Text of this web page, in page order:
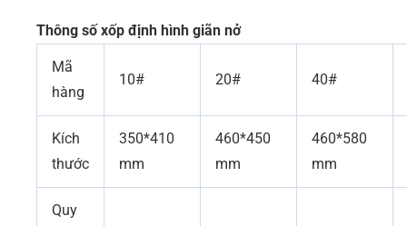
Thông số xốp định hình giãn nở
Mã
hàng
10# 20# 40#
Kích
thước
350*410
mm
460*450
mm
460*580
mm
Quy